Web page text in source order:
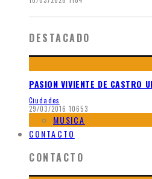
DESTACADO
PASION VIVIENTE DE CASTRO
Ciudades
29/03/2016 10653
MUSICA
CONTACTO
CONTACTO